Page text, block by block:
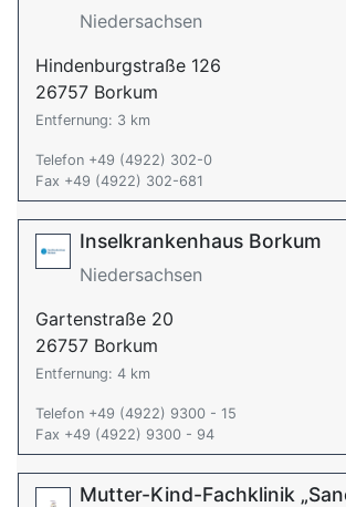
Niedersachsen
Hindenburgstraße 126
26757 Borkum
Entfernung: 3 km
Telefon +49 (4922) 302-0
Fax +49 (4922) 302-681
Inselkrankenhaus Borkum
Niedersachsen
Gartenstraße 20
26757 Borkum
Entfernung: 4 km
Telefon +49 (4922) 9300 - 15
Fax +49 (4922) 9300 - 94
Mutter-Kind-Fachklinik